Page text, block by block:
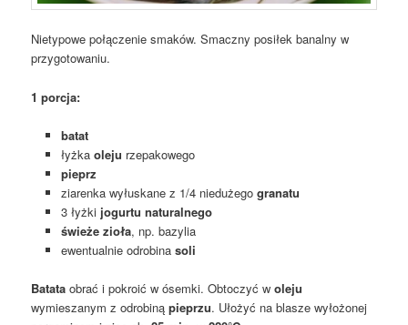
Nietypowe połączenie smaków. Smaczny posiłek banalny w
przygotowaniu.
1 porcja:
batat
łyżkaoleju rzepakowego
pieprz
ziarenka wyłuskane z 1/4 niedużego granatu
3 łyżki jogurtu naturalnego
świeże zioła, np. bazylia
ewentualnie odrobina soli
Batata obrać i pokroić w ósemki. Obtoczyć woleju
wymieszanym z odrobiną pieprzu. Ułożyć na blasze wyłożonej